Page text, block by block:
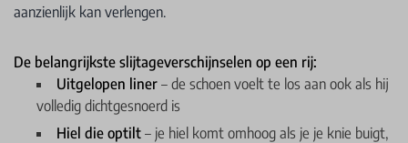
aanzienlijk kan verlengen.
De belangrijkste slijtageverschijnselen op een rij:
Uitgelopen liner – de schoen voelt te los aan ook als hij
volledig dichtgesnoerd is
Hiel die optilt – je hiel komt omhoog als je je knie buigt,